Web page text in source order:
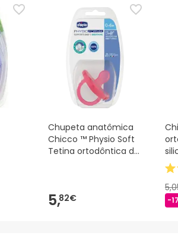
Chupeta anatômica
Chicco ™ Physio Soft
Tetina ortodôntica de
5,82€ -